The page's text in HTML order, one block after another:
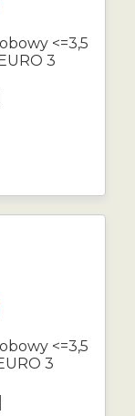
<=3,5
3
<=3,5
3